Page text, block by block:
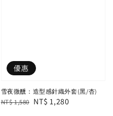
優惠
雪夜微醺：造型感針織外套(黑/杏)
Regular
NT$ 1,580 Sale
NT$ 1,280